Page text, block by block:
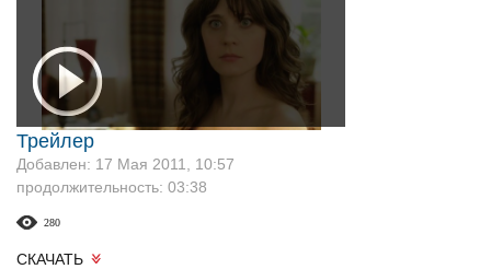
Трейлер
Добавлен: 17 Мая 2011, 10:57
продолжительность: 03:38
280
СКАЧАТЬ